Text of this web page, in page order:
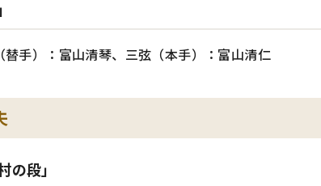
替手）：富山清琴、三弦（本手）：富山清仁
の段」